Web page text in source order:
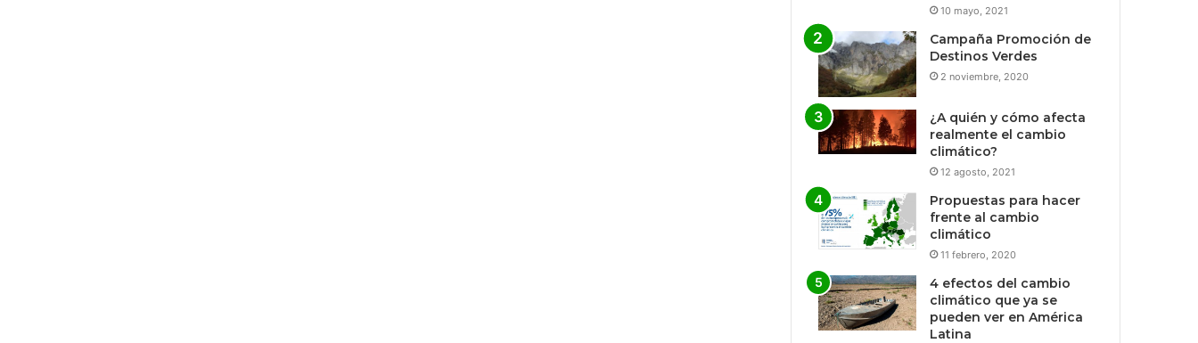
10 mayo, 2021
Campaña Promoción de
Destinos Verdes
2 noviembre, 2020
¿A quién y cómo afecta
realmente el cambio
climático?
12 agosto, 2021
Propuestas para hacer
frente al cambio
climático
11 febrero, 2020
4 efectos del cambio
climático que ya se
pueden ver en América
Latina